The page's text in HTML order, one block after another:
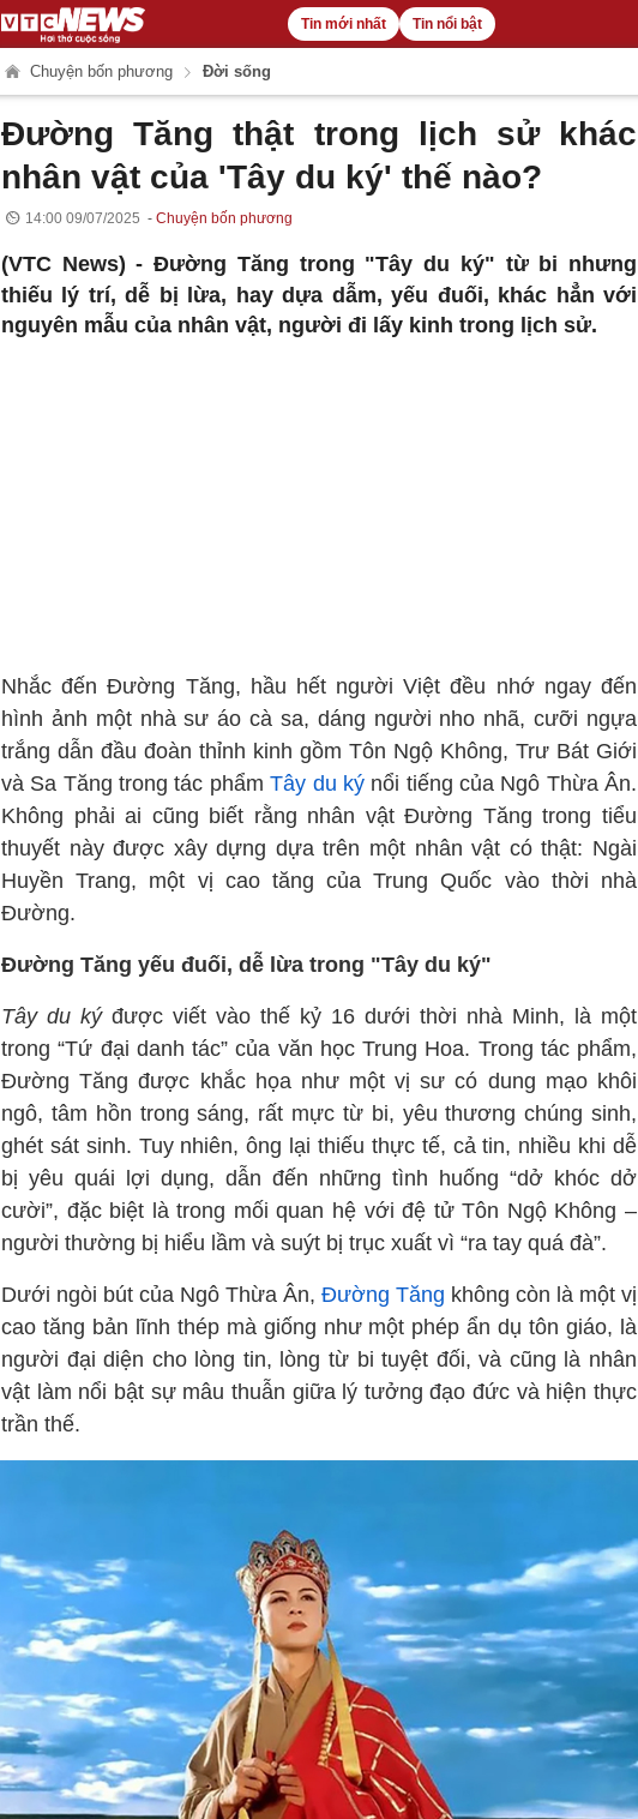
Tin mới nhất Tin nổi bật
Chuyện bốn phương Đời sống
Đường Tăng thật trong lịch sử khác
nhân vật của 'Tây du ký' thế nào?
14:00 09/07/2025 Chuyện bốn phương
(VTC News) -Đường Tăng trong "Tây du ký" từ bi nhưng
thiếu lý trí, dễ bị lừa, hay dựa dẫm, yếu đuối, khác hẳn với
nguyên mẫu của nhân vật, người đi lấy kinh trong lịch sử.
Nhắc đến Đường Tăng, hầu hết người Việt đều nhớ ngay đến
hình ảnh một nhà sư áo cà sa, dáng người nho nhã, cưỡi ngựa
trắng dẫn đầu đoàn thỉnh kinh gồm Tôn Ngộ Không, Trư Bát Giới
và Sa Tăng trong tác phẩmTây du kýnổi tiếng của Ngô Thừa Ân.
Không phải ai cũng biết rằng nhân vật Đường Tăng trong tiểu
thuyết này được xây dựng dựa trên một nhân vật có thật: Ngài
Huyền Trang, một vị cao tăng của Trung Quốc vào thời nhà
Đường.
Đường Tăng yếu đuối, dễ lừa trong "Tây du ký"
Tây du kýđược viết vào thế kỷ 16 dưới thời nhà Minh, là một
trong “Tứ đại danh tác” của văn học Trung Hoa. Trong tác phẩm,
Đường Tăng được khắc họa như một vị sư có dung mạo khôi
ngô, tâm hồn trong sáng, rất mực từ bi, yêu thương chúng sinh,
ghét sát sinh. Tuy nhiên, ông lại thiếu thực tế, cả tin, nhiều khi dễ
bị yêu quái lợi dụng, dẫn đến những tình huống “dở khóc dở
cười”, đặc biệt là trong mối quan hệ với đệ tử Tôn Ngộ Không –
người thường bị hiểu lầm và suýt bị trục xuất vì “ra tay quá đà”.
Dưới ngòi bút của Ngô Thừa Ân, Đường Tăng không còn là một vị
cao tăng bản lĩnh thép mà giống như một phép ẩn dụ tôn giáo, là
người đại diện cho lòng tin, lòng từ bi tuyệt đối, và cũng là nhân
vật làm nổi bật sự mâu thuẫn giữa lý tưởng đạo đức và hiện thực
trần thế.